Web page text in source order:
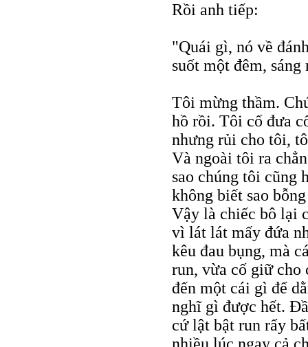
Rồi anh tiếp:
"Quái gì, nó về
suốt một đêm,
Tôi mừng thầm.
hồ rồi. Tôi cố đưa
nhưng rủi cho tôi,
Và ngoài tôi ra
sao chúng tôi cũng
không biết sao
Vậy là chiếc bô lại
vì lát lát mấy đứa
kêu đau bụng, mà
run, vừa cố giữ cho
đến một cái gì để
nghĩ gì được hết.
cứ lật bật run rẩy